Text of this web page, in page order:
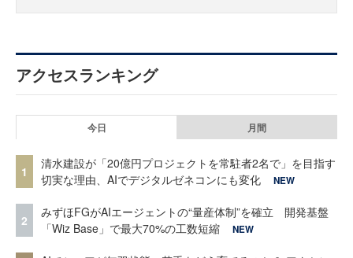
アクセスランキング
今日 月間
1
清水建設が「20億円プロジェクトを常駐者2名で」を目指す
切実な理由、AIでデジタルゼネコンにも変化
NEW
2
みずほFGがAIエージェントの“量産体制”を確立 開発基盤
「Wiz Base」で最大70%の工数短縮
NEW